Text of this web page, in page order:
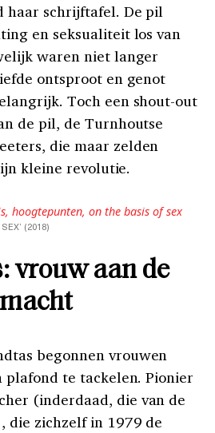
haar schrijftafel. De pil
en seksualiteit los van
waren niet langer
ontsproot en genot
Toch een shout-out
de pil, de Turnhoutse
die maar zelden
kleine revolutie.
(2018)
vrouw aan de
macht
begonnen vrouwen
te tackelen. Pionier
(inderdaad, die van de
die zichzelf in 1979 de